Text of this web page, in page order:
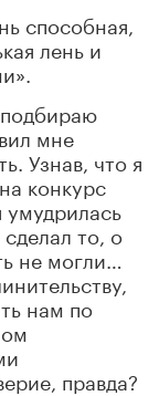
способная,
лень и
мне
Узнав, что я
конкурс
то, о
не могли…
нам по
правда?